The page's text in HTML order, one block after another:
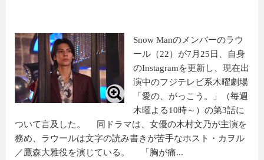
Snow Manのメンバーのラウ
ール（22）が7月25日、自身
のInstagramを更新し、現在出
演中のフジテレビ系木曜劇場
「愛の、がっこう。」（毎週
木曜よる10時～）の第3話に
ついて言及した。 同ドラマは、女優の木村文乃が主演を
務め、ラウールは文字の読み書きが苦手なホスト・カヲル
／鷹森大雅役を演じている。 「胸が痛...